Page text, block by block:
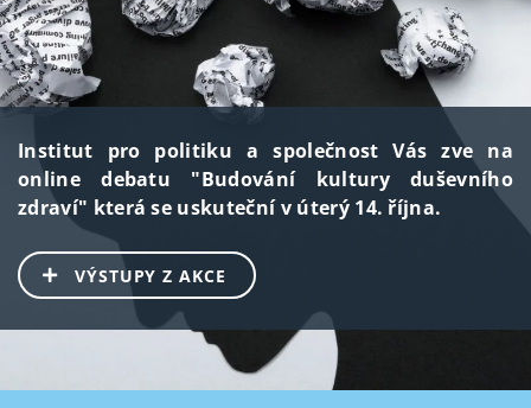
Institut pro politiku a společnost Vás zve na
online debatu "Budování kultury duševního
zdraví" která se uskuteční v úterý 14. října.
VÝSTUPY Z AKCE